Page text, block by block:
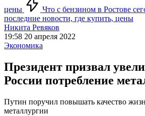
цены
Что с бензином в Ростове
последние новости, где купить, цены
Никита Ревяков
19:58 20 апреля 2022
Экономика
Президент призвал
России потребление
Путин поручил повышать качество
металлургии